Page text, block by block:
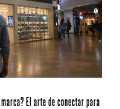
El arte de conectar para